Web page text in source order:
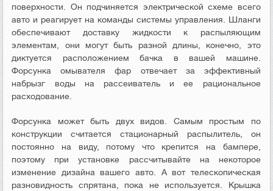
поверхности. Он подчиняется электрической схеме всего
авто и реагирует на команды системы управления. Шланги
обеспечивают доставку жидкости к распыляющим
элементам, они могут быть разной длины, конечно, это
диктуется расположением бачка в вашей машине.
Форсунка омывателя фар отвечает за эффективный
набрызг воды на рассеиватель и ее рациональное
расходование.
Форсунка может быть двух видов. Самым простым по
конструкции считается стационарный распылитель, он
постоянно на виду, потому что крепится на бампере,
поэтому при установке рассчитывайте на некоторое
изменение дизайна вашего авто. А вот телескопическая
разновидность спрятана, пока не используется. Крышка